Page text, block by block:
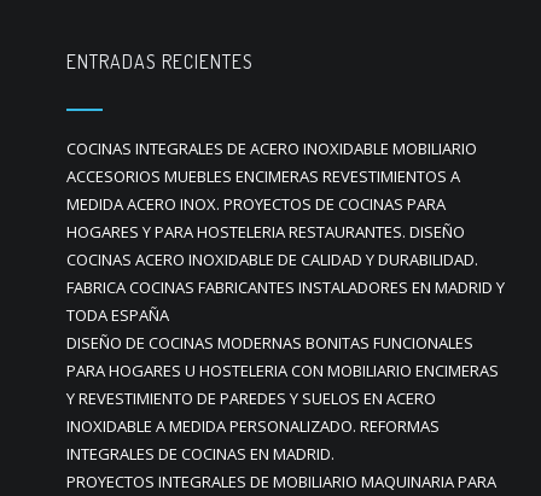
ENTRADAS RECIENTES
COCINAS INTEGRALES DE ACERO INOXIDABLE MOBILIARIO
ACCESORIOS MUEBLES ENCIMERAS REVESTIMIENTOS A
MEDIDA ACERO INOX. PROYECTOS DE COCINAS PARA
HOGARES Y PARA HOSTELERIA RESTAURANTES. DISEÑO
COCINAS ACERO INOXIDABLE DE CALIDAD Y DURABILIDAD.
FABRICA COCINAS FABRICANTES INSTALADORES EN MADRID Y
TODA ESPAÑA
DISEÑO DE COCINAS MODERNAS BONITAS FUNCIONALES
PARA HOGARES U HOSTELERIA CON MOBILIARIO ENCIMERAS
Y REVESTIMIENTO DE PAREDES Y SUELOS EN ACERO
INOXIDABLE A MEDIDA PERSONALIZADO. REFORMAS
INTEGRALES DE COCINAS EN MADRID.
PROYECTOS INTEGRALES DE MOBILIARIO MAQUINARIA PARA